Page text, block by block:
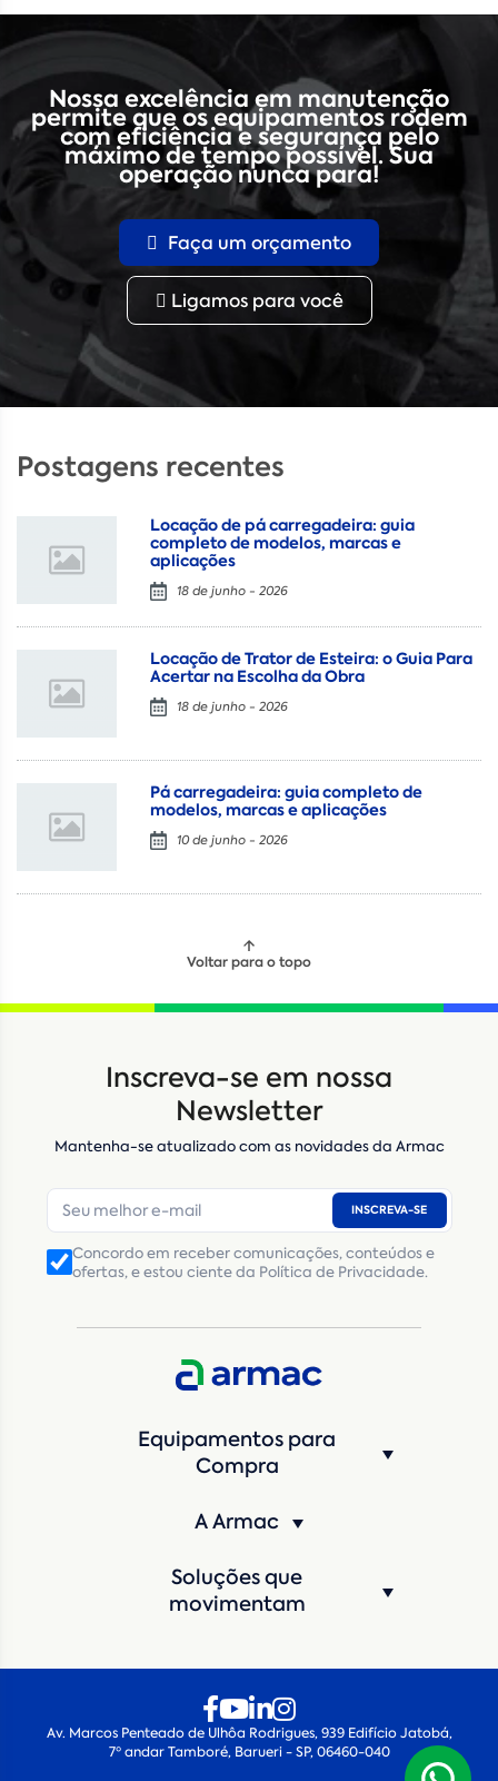
Nossa excelência em manutenção
permite que os equipamentos rodem
com eficiência e segurança pelo
máximo de tempo possível. Sua
operação nunca para!
Faça um orçamento
Ligamos para você
Postagens recentes
Locação de pá carregadeira: guia
completo de modelos, marcas e
aplicações
18 de junho - 2026
Locação de Trator de Esteira: o Guia Para
Acertar na Escolha da Obra
18 de junho - 2026
Pá carregadeira: guia completo de
modelos, marcas e aplicações
10 de junho - 2026
Voltar para o topo
Inscreva-se em nossa
Newsletter
Mantenha-se atualizado com as novidades da Armac
INSCREVA-SE
Concordo em receber comunicações, conteúdos e
ofertas, e estou ciente da Política de Privacidade.
Equipamentos para
Compra
A Armac
Soluções que
movimentam
Av. Marcos Penteado de Ulhôa Rodrigues, 939 Edifício Jatobá,
7º andar Tamboré, Barueri - SP, 06460-040
Locação Compra de seminovos
E-mail*
Número de telefone*
CNPJ Inscrição Estadual(Produtor Rural)
Máquina de interesse*
Qual o período de locação? *